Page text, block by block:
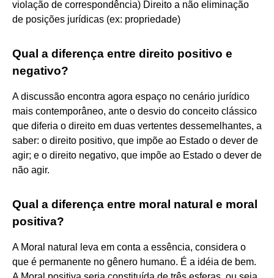
violação de correspondência) Direito a não eliminação
de posições jurídicas (ex: propriedade)
Qual a diferença entre direito positivo e
negativo?
A discussão encontra agora espaço no cenário jurídico
mais contemporâneo, ante o desvio do conceito clássico
que diferia o direito em duas vertentes dessemelhantes, a
saber: o direito positivo, que impõe ao Estado o dever de
agir; e o direito negativo, que impõe ao Estado o dever de
não agir.
Qual a diferença entre moral natural e moral
positiva?
A Moral natural leva em conta a essência, considera o
que é permanente no gênero humano. É a idéia de bem.